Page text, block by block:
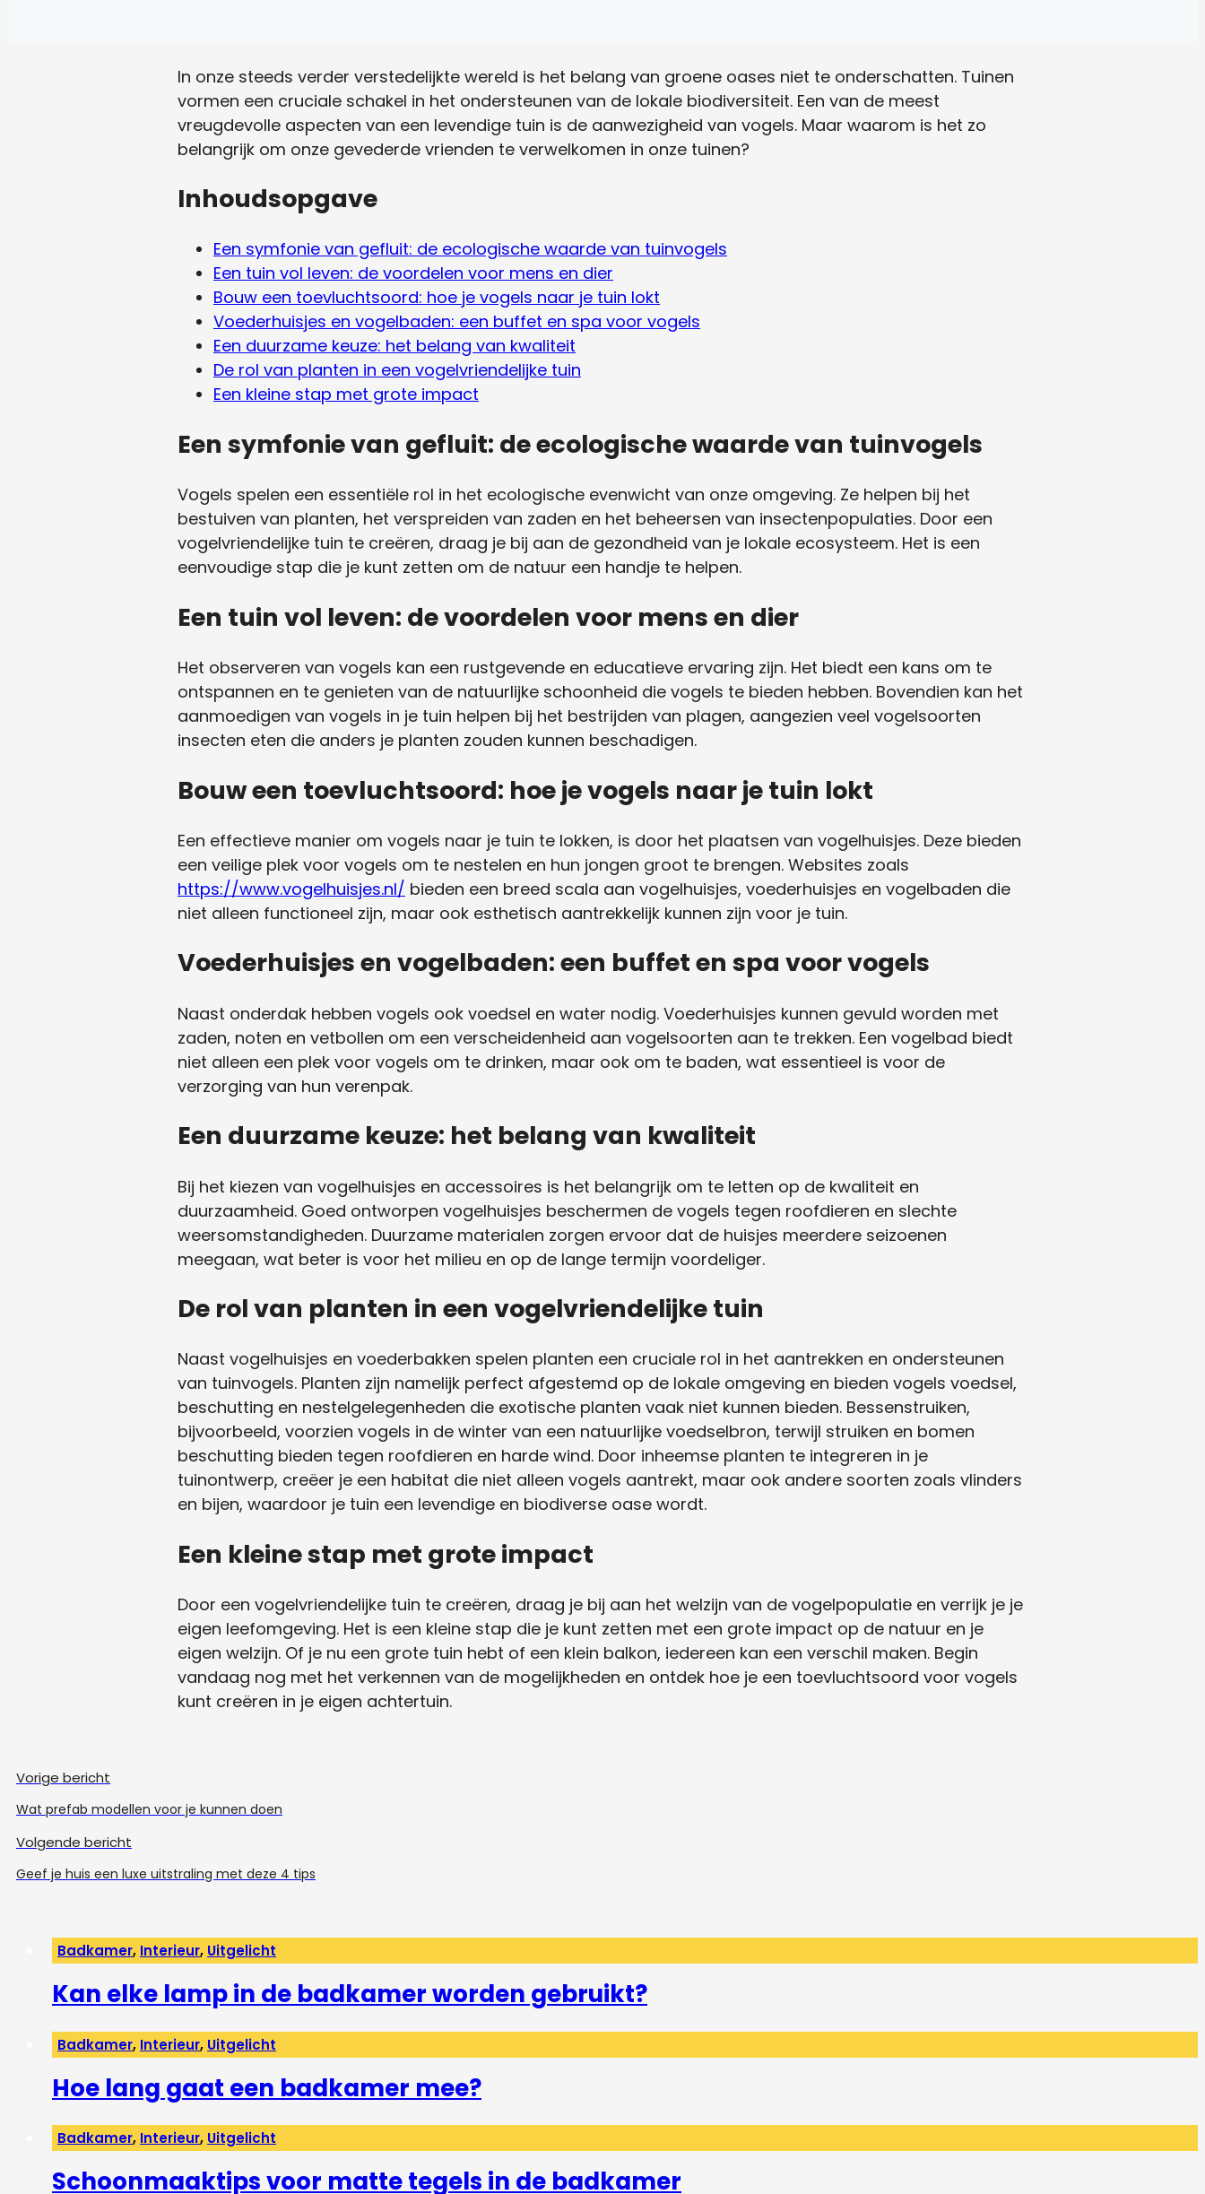
In onze steeds verder verstedelijkte wereld is het belang van groene oases niet te onderschatten. Tuinen
vormen een cruciale schakel in het ondersteunen van de lokale biodiversiteit. Een van de meest
vreugdevolle aspecten van een levendige tuin is de aanwezigheid van vogels. Maar waarom is het zo
belangrijk om onze gevederde vrienden te verwelkomen in onze tuinen?
Inhoudsopgave
Een symfonie van gefluit: de ecologische waarde van tuinvogels
Een tuin vol leven: de voordelen voor mens en dier
Bouw een toevluchtsoord: hoe je vogels naar je tuin lokt
Voederhuisjes en vogelbaden: een buffet en spa voor vogels
Een duurzame keuze: het belang van kwaliteit
De rol van planten in een vogelvriendelijke tuin
Een kleine stap met grote impact
Een symfonie van gefluit: de ecologische waarde van tuinvogels
Vogels spelen een essentiële rol in het ecologische evenwicht van onze omgeving. Ze helpen bij het
bestuiven van planten, het verspreiden van zaden en het beheersen van insectenpopulaties. Door een
vogelvriendelijke tuin te creëren, draag je bij aan de gezondheid van je lokale ecosysteem. Het is een
eenvoudige stap die je kunt zetten om de natuur een handje te helpen.
Een tuin vol leven: de voordelen voor mens en dier
Het observeren van vogels kan een rustgevende en educatieve ervaring zijn. Het biedt een kans om te
ontspannen en te genieten van de natuurlijke schoonheid die vogels te bieden hebben. Bovendien kan het
aanmoedigen van vogels in je tuin helpen bij het bestrijden van plagen, aangezien veel vogelsoorten
insecten eten die anders je planten zouden kunnen beschadigen.
Bouw een toevluchtsoord: hoe je vogels naar je tuin lokt
Een effectieve manier om vogels naar je tuin te lokken, is door het plaatsen van vogelhuisjes. Deze bieden
een veilige plek voor vogels om te nestelen en hun jongen groot te brengen. Websites zoals
https://www.vogelhuisjes.nl/ bieden een breed scala aan vogelhuisjes, voederhuisjes en vogelbaden die
niet alleen functioneel zijn, maar ook esthetisch aantrekkelijk kunnen zijn voor je tuin.
Voederhuisjes en vogelbaden: een buffet en spa voor vogels
Naast onderdak hebben vogels ook voedsel en water nodig. Voederhuisjes kunnen gevuld worden met
zaden, noten en vetbollen om een verscheidenheid aan vogelsoorten aan te trekken. Een vogelbad biedt
niet alleen een plek voor vogels om te drinken, maar ook om te baden, wat essentieel is voor de
verzorging van hun verenpak.
Een duurzame keuze: het belang van kwaliteit
Bij het kiezen van vogelhuisjes en accessoires is het belangrijk om te letten op de kwaliteit en
duurzaamheid. Goed ontworpen vogelhuisjes beschermen de vogels tegen roofdieren en slechte
weersomstandigheden. Duurzame materialen zorgen ervoor dat de huisjes meerdere seizoenen
meegaan, wat beter is voor het milieu en op de lange termijn voordeliger.
De rol van planten in een vogelvriendelijke tuin
Naast vogelhuisjes en voederbakken spelen planten een cruciale rol in het aantrekken en ondersteunen
van tuinvogels. Planten zijn namelijk perfect afgestemd op de lokale omgeving en bieden vogels voedsel,
beschutting en nestelgelegenheden die exotische planten vaak niet kunnen bieden. Bessenstruiken,
bijvoorbeeld, voorzien vogels in de winter van een natuurlijke voedselbron, terwijl struiken en bomen
beschutting bieden tegen roofdieren en harde wind. Door inheemse planten te integreren in je
tuinontwerp, creëer je een habitat die niet alleen vogels aantrekt, maar ook andere soorten zoals vlinders
en bijen, waardoor je tuin een levendige en biodiverse oase wordt.
Een kleine stap met grote impact
Door een vogelvriendelijke tuin te creëren, draag je bij aan het welzijn van de vogelpopulatie en verrijk je je
eigen leefomgeving. Het is een kleine stap die je kunt zetten met een grote impact op de natuur en je
eigen welzijn. Of je nu een grote tuin hebt of een klein balkon, iedereen kan een verschil maken. Begin
vandaag nog met het verkennen van de mogelijkheden en ontdek hoe je een toevluchtsoord voor vogels
kunt creëren in je eigen achtertuin.
Vorige bericht
Wat prefab modellen voor je kunnen doen
Volgende bericht
Geef je huis een luxe uitstraling met deze 4 tips
Badkamer, Interieur, Uitgelicht
Kan elke lamp in de badkamer worden gebruikt?
Badkamer, Interieur, Uitgelicht
Hoe lang gaat een badkamer mee?
Badkamer, Interieur, Uitgelicht
Schoonmaaktips voor matte tegels in de badkamer